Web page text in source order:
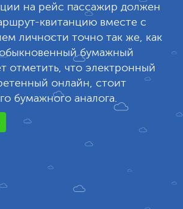
на рейс пассажир должен
квитанцию вместе с
личности точно так же, как
бумажный
отметить, что электронный
онлайн, стоит
бумажного аналога.